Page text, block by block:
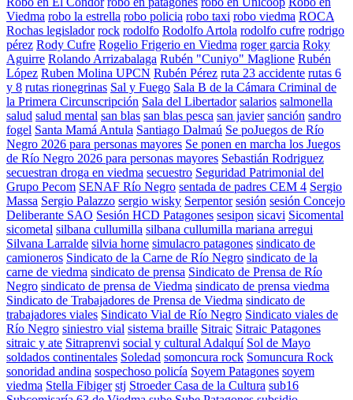
Viedma robo la estrella robo policia robo taxi robo viedma ROCA
Rochas legislador rock rodolfo Rodolfo Artola rodolfo cufre rodrigo
pérez Rody Cufre Rogelio Frigerio en Viedma roger garcia Roky
Aguirre Rolando Arrizabalaga Rubén "Cuniyo" Maglione Rubén
López Ruben Molina UPCN Rubén Pérez ruta 23 accidente rutas 6
y 8 rutas rionegrinas Sal y Fuego Sala B de la Cámara Criminal de
la Primera Circunscripción Sala del Libertador salarios salmonella
salud salud mental san blas san blas pesca san javier sanción sandro
fogel Santa Mamá Antula Santiago Dalmaú Se poJuegos de Río
Negro 2026 para personas mayores Se ponen en marcha los Juegos
de Río Negro 2026 para personas mayores Sebastián Rodriguez
secuestran droga en viedma secuestro Seguridad Patrimonial del
Grupo Pecom SENAF Río Negro sentada de padres CEM 4 Sergio
Massa Sergio Palazzo sergio wisky Serpentor sesión sesión Concejo
Deliberante SAO Sesión HCD Patagones sesipon sicavi Sicomental
sicometal silbana cullumilla silbana cullumilla mariana arregui
Silvana Larralde silvia horne simulacro patagones sindicato de
camioneros Sindicato de la Carne de Río Negro sindicato de la
carne de viedma sindicato de prensa Sindicato de Prensa de Río
Negro sindicato de prensa de Viedma sindicato de prensa viedma
Sindicato de Trabajadores de Prensa de Viedma sindicato de
trabajadores viales Sindicato Vial de Río Negro Sindicato viales de
Río Negro siniestro vial sistema braille Sitraic Sitraic Patagones
sitraic y ate Sitraprenvi social y cultural Adalquí Sol de Mayo
soldados continentales Soledad somoncura rock Somuncura Rock
sonoridad andina sospechoso policía Soyem Patagones soyem
viedma Stella Fibiger stj Stroeder Casa de la Cultura sub16